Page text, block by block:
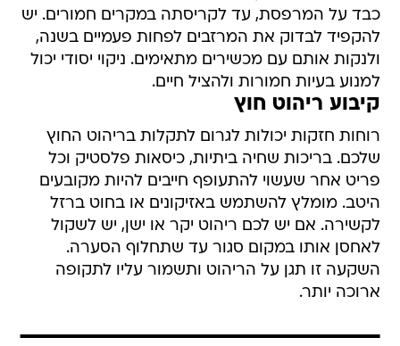
כבד על המרפסת, עד לקריסתה במקרים חמורים. יש
להקפיד לבדוק את המרזבים לפחות פעמיים בשנה,
ולנקות אותם עם מכשירים מתאימים. ניקוי יסודי יכול
למנוע בעיות חמורות ולהציל חיים.
קיבוע ריהוט חוץ
רוחות חזקות יכולות לגרום לתקלות בריהוט החוץ
שלכם. בריכות שחיה ביתיות, כיסאות פלסטיק וכל
פריט אחר שעשוי להתעופף חייבים להיות מקובעים
היטב. מומלץ להשתמש באזיקונים או בחוט ברזל
לקשירה. אם יש לכם ריהוט יקר או ישן, יש לשקול
לאחסן אותו במקום סגור עד שתחלוף הסערה.
השקעה זו תגן על הריהוט ותשמור עליו לתקופה
ארוכה יותר.